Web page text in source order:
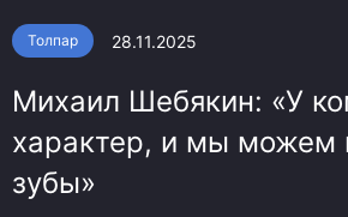
Толпар 28.11.2025
Михаил Шебякин: «У
характер, и мы можем
зубы»